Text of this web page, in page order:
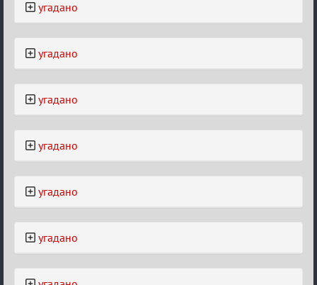
угадано
угадано
угадано
угадано
угадано
угадано